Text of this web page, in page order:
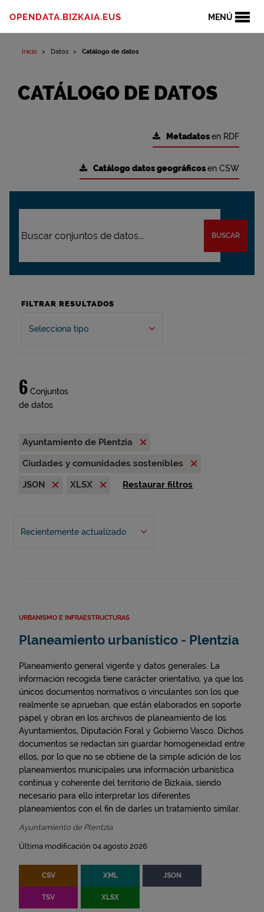
MENÚ
OPENDATA.BIZKAIA.EUS
Inicio Datos Catálogo de datos
CATÁLOGO DE DATOS
Metadatosen RDF
Catálogo datos geográficosen CSW
BUSCAR
FILTRAR RESULTADOS
Selecciona tipo
6 Conjuntos
de datos
Ayuntamiento de Plentzia
Ciudades y comunidades sostenibles
JSON
XLSX Restaurar filtros
Recientemente actualizado
URBANISMO E INFRAESTRUCTURAS
Planeamiento urbanístico - Plentzia
Planeamiento general vigente y datos generales. La
información recogida tiene carácter orientativo, ya que los
únicos documentos normativos o vinculantes son los que
realmente se aprueban, que están elaborados en soporte
papel y obran en los archivos de planeamiento de los
Ayuntamientos, Diputación Foral y Gobierno Vasco. Dichos
documentos se redactan sin guardar homogeneidad entre
ellos, por lo que no se obtiene de la simple adición de los
planeamientos municipales una información urbanística
continua y coherente del territorio de Bizkaia, siendo
necesario para ello interpretar los diferentes
planeamientos con el fin de darles un tratamiento similar.
Ayuntamiento de Plentzia
Última modificación 04 agosto 2026
CSV XML JSON
TSV XLSX